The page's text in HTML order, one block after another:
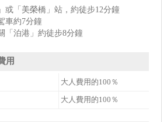
或「美榮橋」站，約徒步12分鐘
車約7分鐘
「泊港」約徒步8分鐘
用
大人費用的100％
大人費用的100％